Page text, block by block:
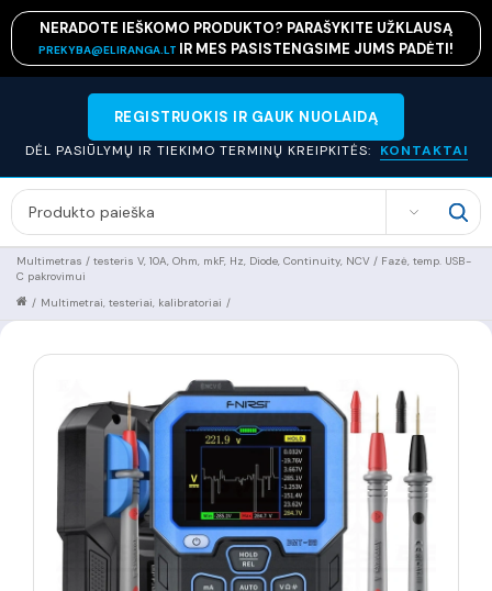
NERADOTE IEŠKOMO PRODUKTO? PARAŠYKITE UŽKLAUSĄ
PREKYBA@ELIRANGA.LT IR MES PASISTENGSIME JUMS PADĖTI!
REGISTRUOKIS IR GAUK NUOLAIDĄ
DĖL PASIŪLYMŲ IR TIEKIMO TERMINŲ KREIPKITĖS: KONTAKTAI
SEARCH
Multimetras / testeris V, 10A, Ohm, mkF, Hz, Diode, Continuity, NCV / Fazė, temp. USB-
C pakrovimui
/
Multimetrai, testeriai, kalibratoriai
/